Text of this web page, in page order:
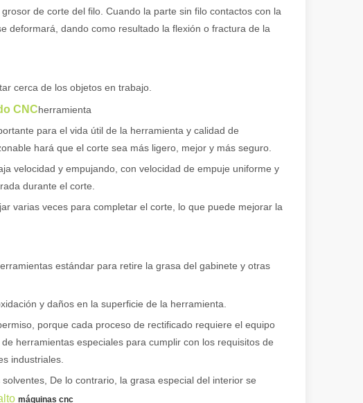
e inspirador del original. Shining Across the Pacific: How Our
de corte del filo. Cuando la parte sin filo contactos con la
deformará, dando como resultado la flexión o fractura de la
cerca de los objetos en trabajo.
CNCherramienta
para el vida útil de la herramienta y calidad de
hará que el corte sea más ligero, mejor y más seguro.
velocidad y empujando, con velocidad de empuje uniforme y
durante el corte.
varias veces para completar el corte, lo que puede mejorar la
estándar para retire la grasa del gabinete y otras
y daños en la superficie de la herramienta.
porque cada proceso de rectificado requiere el equipo
herramientas especiales para cumplir con los requisitos de
industriales.
De lo contrario, la grasa especial del interior se
máquinas cnc